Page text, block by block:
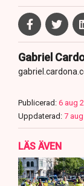
Gabriel
Publicerad: 6 aug
Uppdaterad: 7
LÄS ÄVEN